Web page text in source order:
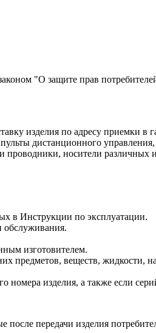
"О защите прав
изделия по адресу приемки в
дистанционного
проводники, носители
в Инструкции по эксплуатации.
обслуживания.
изготовителем.
предметов, веществ, жидкости,
номера изделия, а также если
после передачи изделия